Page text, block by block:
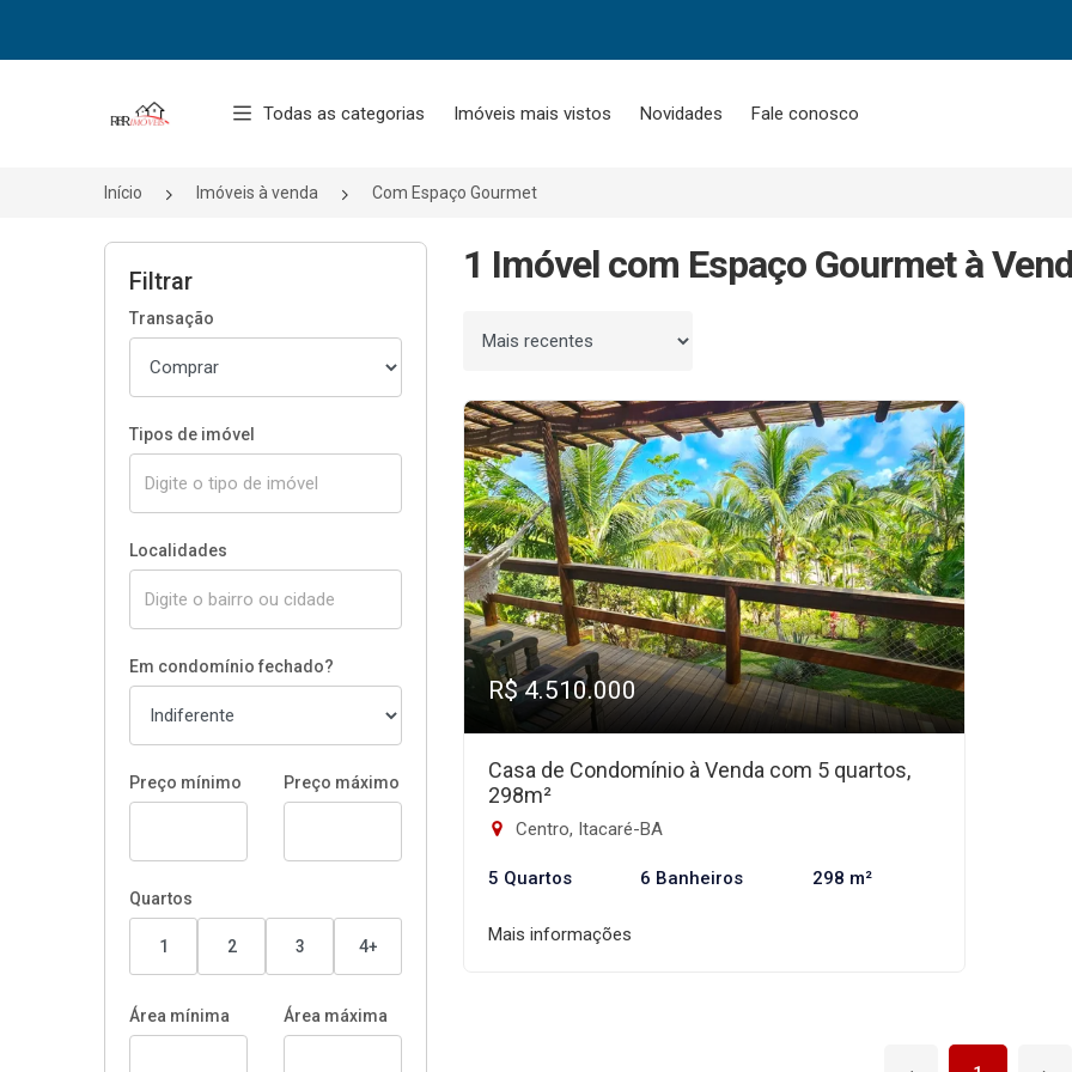
Página inicial
Todas as categorias Imóveis mais vistos Novidades Fale conosco
Início Imóveis à venda Com Espaço Gourmet
Filtrar
Transação
Tipos de imóvel
Localidades
Em condomínio fechado?
Preço mínimo Preço máximo
Quartos
1 2 3 4+
Área mínima Área máxima
1 Imóvel com Espaço Gourmet à
Ordenar por
R$ 4.510.000
Casa de Condomínio à Venda com 5 quartos,
298m²
Centro, Itacaré-BA
5 Quartos 6 Banheiros 298 m²
Mais informações